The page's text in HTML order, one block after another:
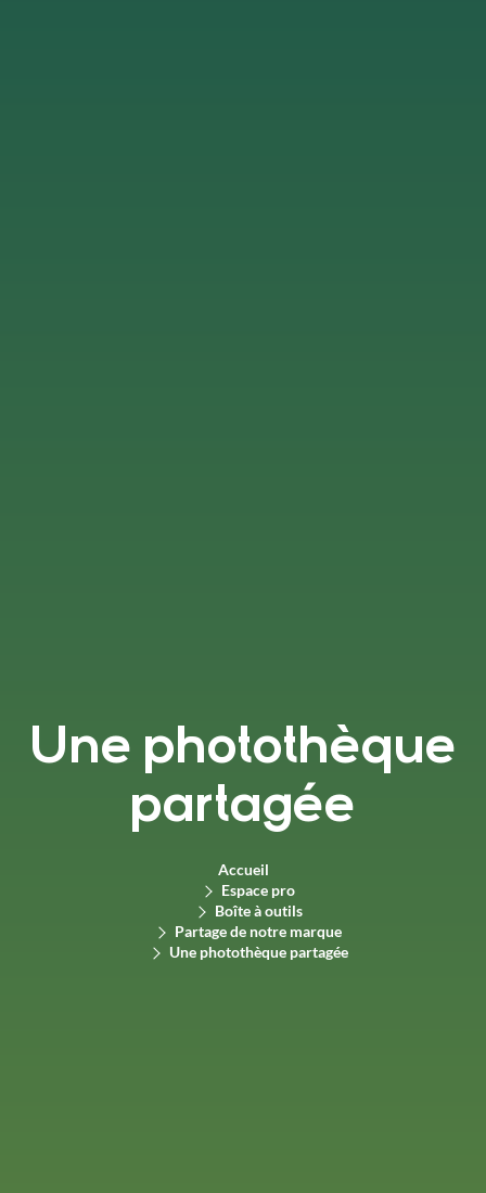
Une photothèque
partagée
Accueil
Espace pro
Boîte à outils
Partage de notre marque
Une photothèque partagée